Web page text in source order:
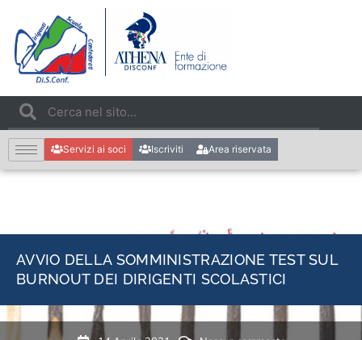
Servizi ai soci Iscriviti Area riservata
AVVIO DELLA SOMMINISTRAZIONE TEST SUL
BURNOUT DEI DIRIGENTI SCOLASTICI